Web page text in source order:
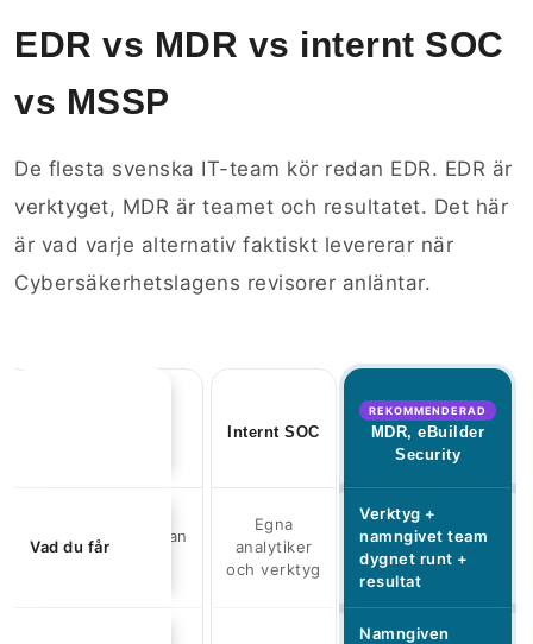
EDR vs MDR vs internt SOC
vs MSSP
De flesta svenska IT-team kör redan EDR. EDR är
verktyget, MDR är teamet och resultatet. Det här
är vad varje alternativ faktiskt levererar när
Cybersäkerhetslagens revisorer anläntar.
Internt SOC
REKOMMENDERAD
MDR, eBuilder
Security
Vad du får
Vidarebefordran
av larm
Egna
analytiker
och verktyg
Verktyg +
namngivet team
dygnet runt +
resultat
Namngiven